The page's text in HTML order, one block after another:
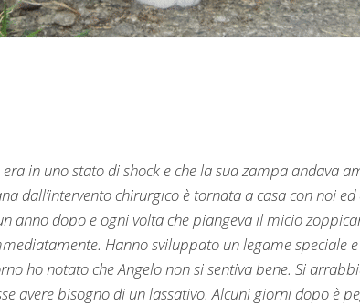
in uno stato di shock e che la sua zampa andava
dall’intervento chirurgico è tornata a casa con noi
anno dopo e ogni volta che piangeva il micio
Hanno sviluppato un legame speciale
ho notato che Angelo non si sentiva bene. Si
avere bisogno di un lassativo. Alcuni giorni dopo è